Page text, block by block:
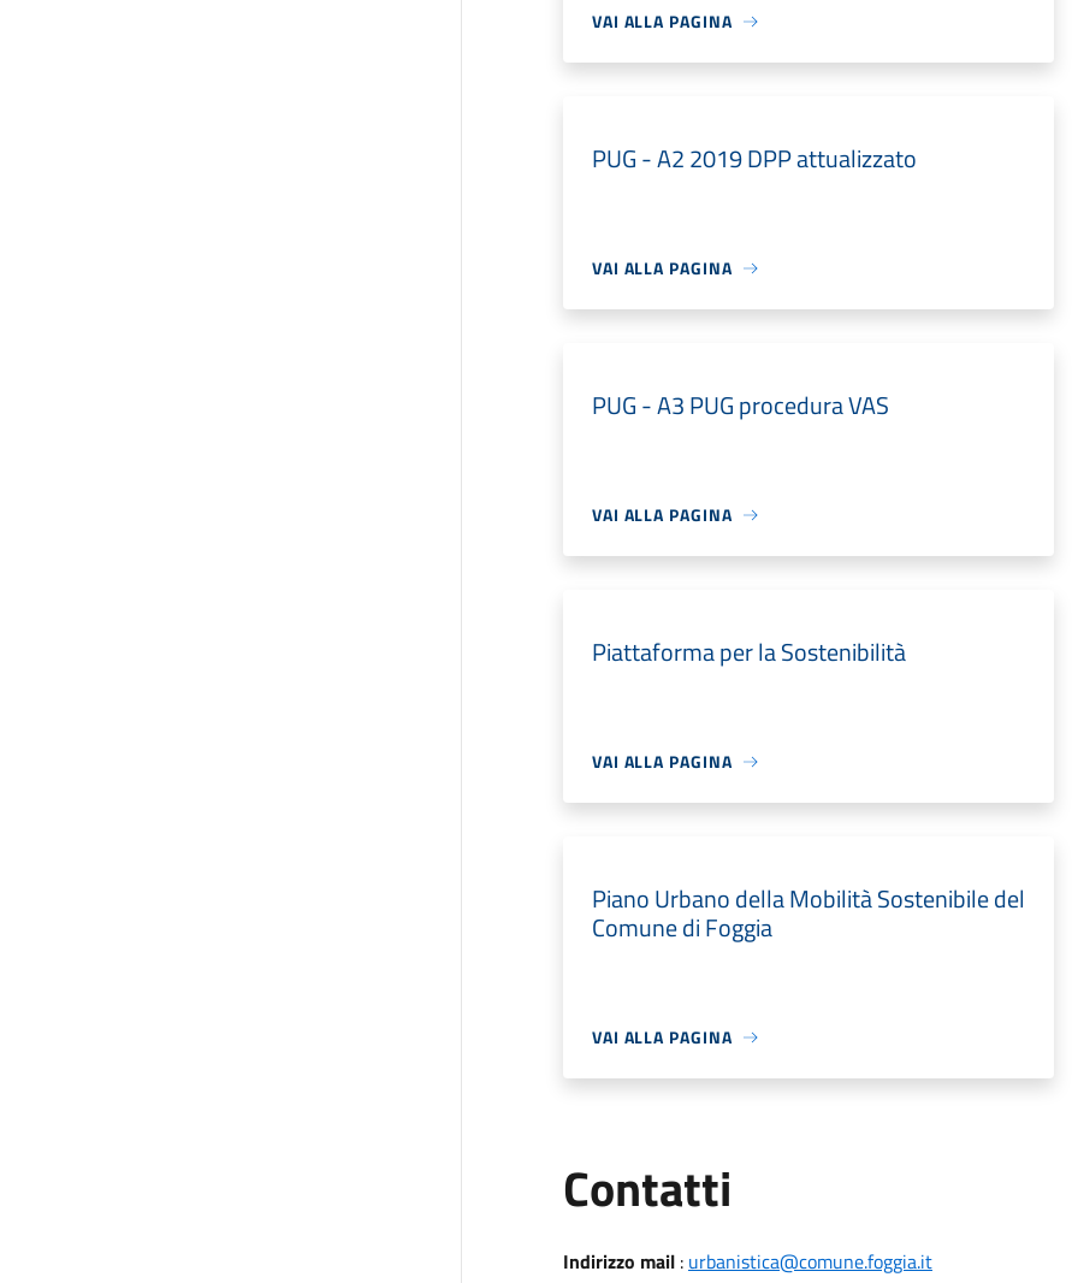
VAI ALLA PAGINA
PUG - A2 2019 DPP attualizzato
VAI ALLA PAGINA
PUG - A3 PUG procedura VAS
VAI ALLA PAGINA
Piattaforma per la Sostenibilità
VAI ALLA PAGINA
Piano Urbano della Mobilità Sostenibile del
Comune di Foggia
VAI ALLA PAGINA
Contatti
Indirizzo mail: urbanistica@comune.foggia.it